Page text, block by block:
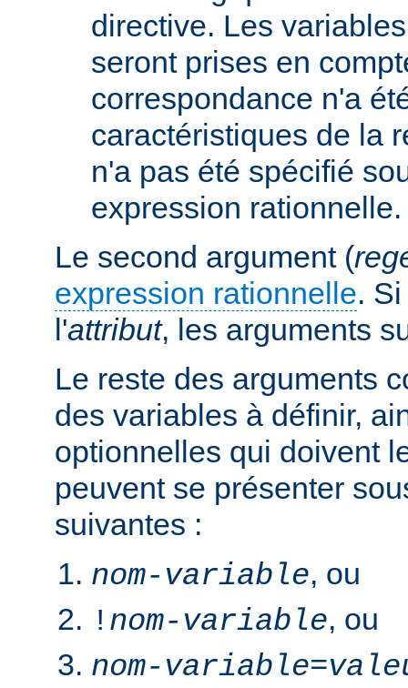
directive. Les
seront prises en
correspondance n'a
caractéristiques de la
n'a pas été spécifié
expression rationnelle.
Le second argument (
expression rationnelle.
l'attribut, les arguments
Le reste des arguments
des variables à définir,
optionnelles qui doivent
peuvent se présenter
suivantes :
nom-variable, ou
! nom-variable, ou
nom-variable=